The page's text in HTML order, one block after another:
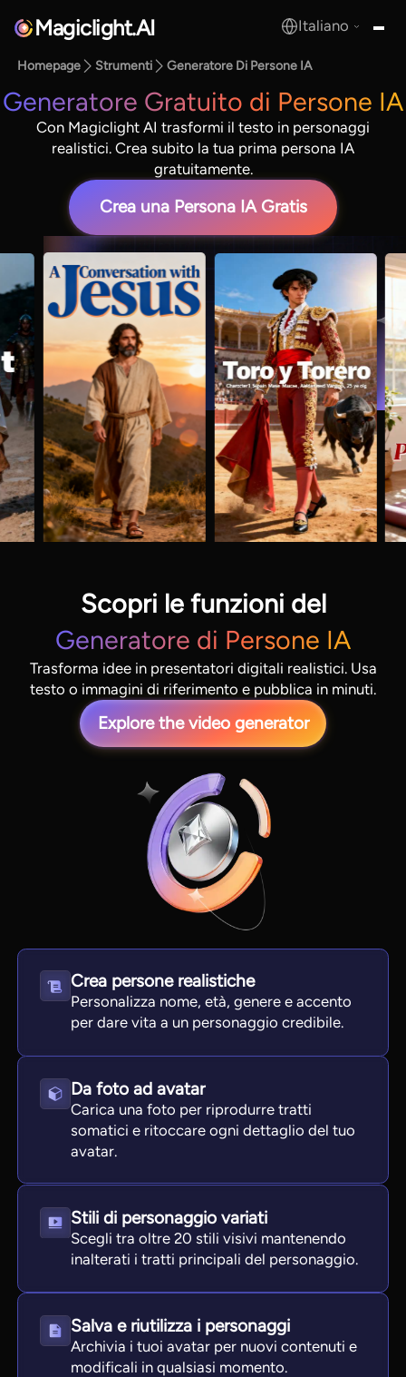
Magiclight.AI Italiano
Homepage Strumenti Generatore Di Persone IA
Generatore Gratuito di Persone IA
Con Magiclight AI trasformi il testo in personaggi
realistici. Crea subito la tua prima persona IA
gratuitamente.
Crea una Persona IA Gratis
Scopri le funzioni del
Generatore di Persone IA
Trasforma idee in presentatori digitali realistici. Usa
testo o immagini di riferimento e pubblica in minuti.
Explore the video generator
Crea persone realistiche
Personalizza nome, età, genere e accento
per dare vita a un personaggio credibile.
Da foto ad avatar
Carica una foto per riprodurre tratti
somatici e ritoccare ogni dettaglio del tuo
avatar.
Stili di personaggio variati
Scegli tra oltre 20 stili visivi mantenendo
inalterati i tratti principali del personaggio.
Salva e riutilizza i personaggi
Archivia i tuoi avatar per nuovi contenuti e
modificali in qualsiasi momento.